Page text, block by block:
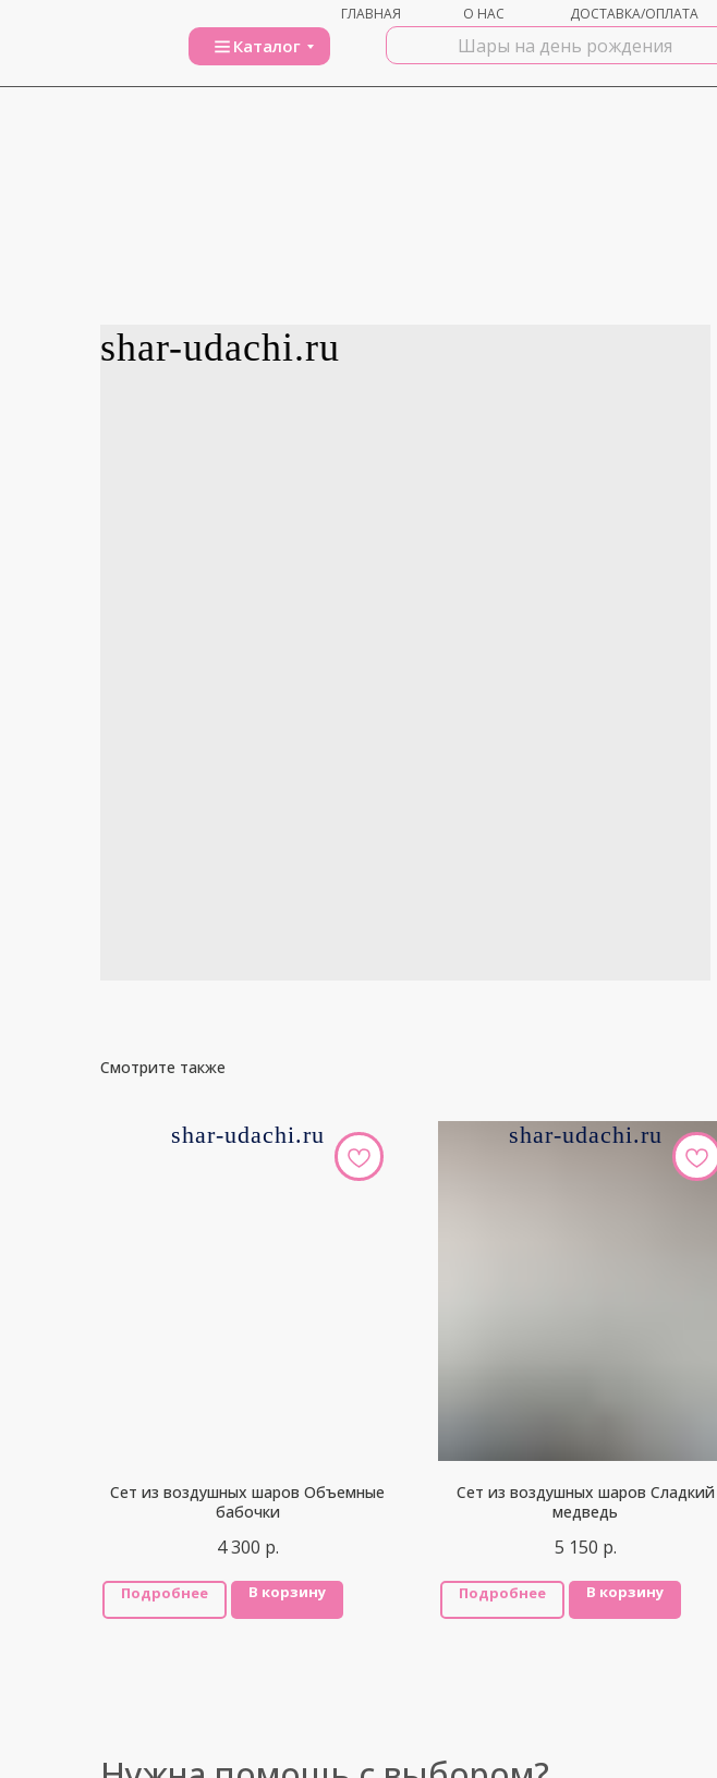
О НАС
ГЛАВНАЯ ДОСТАВКА/ОПЛАТА
Каталог
shar-udachi.ru
Смотрите также
shar-udachi.ru
Сет из воздушных шаров Объемные
бабочки
4 300 р.
Подробнее В корзину
shar-udachi.ru
Сет из воздушных шаров Сладкий
медведь
5 150 р.
Подробнее В корзину